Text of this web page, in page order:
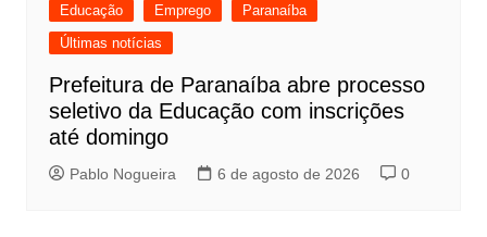
Educação Emprego
Paranaíba
Últimas notícias
Prefeitura de Paranaíba abre processo
seletivo da Educação com inscrições
até domingo
Pablo Nogueira 6 de agosto de 2026 0